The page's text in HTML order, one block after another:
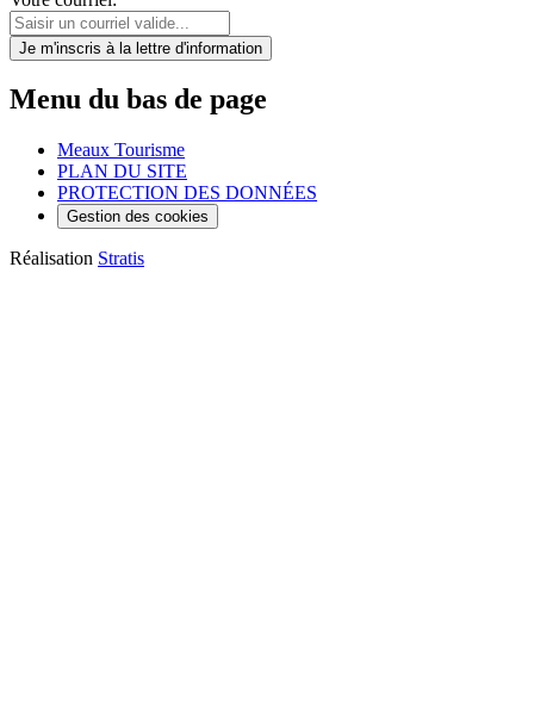
Je m'inscris à la lettre d'information
Menu du bas de page
Meaux Tourisme
PLAN DU SITE
PROTECTION DES DONNÉES
Gestion des cookies
Réalisation Stratis